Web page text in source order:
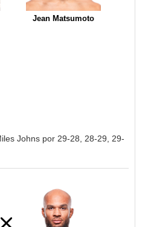
Jean Matsumoto
Johns por 29-28, 28-29, 29-